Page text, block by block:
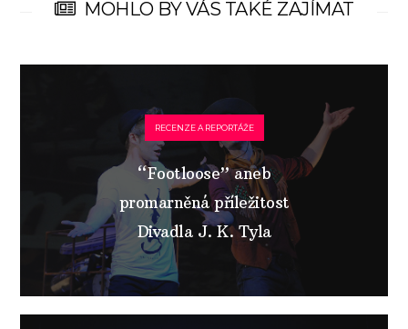
MOHLO BY VÁS TAKÉ ZAJÍMAT
RECENZE A REPORTÁŽE
“Footloose” aneb
promarněná příležitost
Divadla J. K. Tyla